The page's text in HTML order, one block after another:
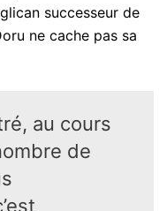
successeur de
ne cache pas sa
au cours
de